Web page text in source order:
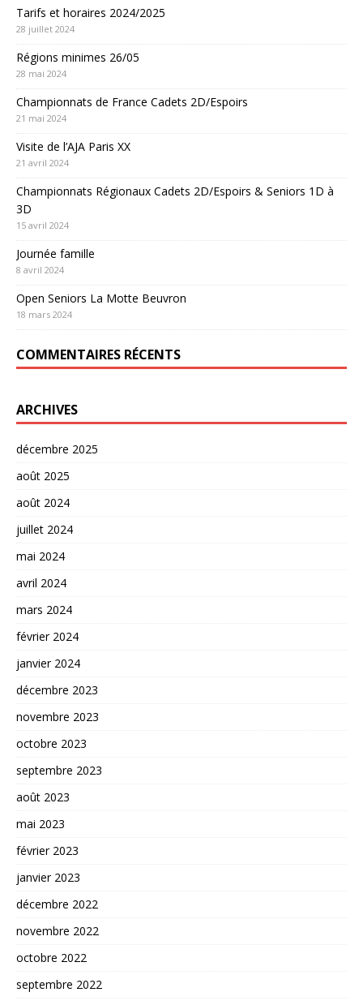
Tarifs et horaires 2024/2025
28 juillet 2024
Régions minimes 26/05
28 mai 2024
Championnats de France Cadets 2D/Espoirs
21 mai 2024
Visite de l’AJA Paris XX
21 avril 2024
Championnats Régionaux Cadets 2D/Espoirs & Seniors 1D à
3D
15 avril 2024
Journée famille
8 avril 2024
Open Seniors La Motte Beuvron
18 mars 2024
COMMENTAIRES RÉCENTS
ARCHIVES
décembre 2025
août 2025
août 2024
juillet 2024
mai 2024
avril 2024
mars 2024
février 2024
janvier 2024
décembre 2023
novembre 2023
octobre 2023
septembre 2023
août 2023
mai 2023
février 2023
janvier 2023
décembre 2022
novembre 2022
octobre 2022
septembre 2022